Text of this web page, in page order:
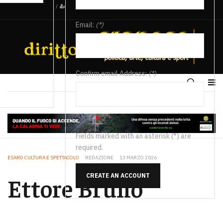
/
Email: (*)
Confirm email Address:(*)
Fields marked with an asterisk (*) are
required.
CREATE AN ACCOUNT
ESARO CULTURA E SPETTACOLO REDAZIONE 13 MARZO 2026
Ettore Bruno